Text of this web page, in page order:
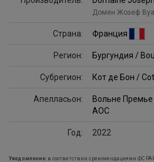
Домен Жозеф
Страна: Франция
Регион: Бургундия /
Субрегион: Кот де Бон /
Апелласьон:
Вольне
AOC
Год: 2022
Уведомление: в соответствии с рекомендациями ФС